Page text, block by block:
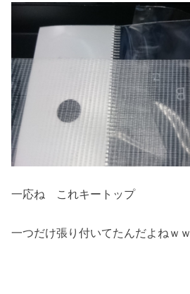
一応ね これキートップ
一つだけ張り付いてたんだよねｗｗ